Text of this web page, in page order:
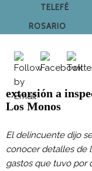
TELEFÉ
ROSARIO
extorsión a
Los Monos
El delincuente dijo
conocer detalles de
gastos que tuvo por